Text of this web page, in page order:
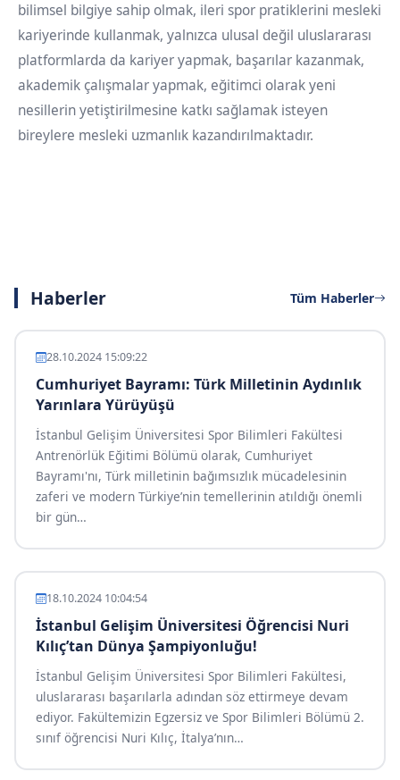
bilimsel bilgiye sahip olmak, ileri spor pratiklerini mesleki
kariyerinde kullanmak, yalnızca ulusal değil uluslararası
platformlarda da kariyer yapmak, başarılar kazanmak,
akademik çalışmalar yapmak, eğitimci olarak yeni
nesillerin yetiştirilmesine katkı sağlamak isteyen
bireylere mesleki uzmanlık kazandırılmaktadır.
Haberler Tüm Haberler
28.10.2024 15:09:22
Cumhuriyet Bayramı: Türk Milletinin Aydınlık
Yarınlara Yürüyüşü
İstanbul Gelişim Üniversitesi Spor Bilimleri Fakültesi
Antrenörlük Eğitimi Bölümü olarak, Cumhuriyet
Bayramı'nı, Türk milletinin bağımsızlık mücadelesinin
zaferi ve modern Türkiye’nin temellerinin atıldığı önemli
bir gün…
18.10.2024 10:04:54
İstanbul Gelişim Üniversitesi Öğrencisi Nuri
Kılıç’tan Dünya Şampiyonluğu!
İstanbul Gelişim Üniversitesi Spor Bilimleri Fakültesi,
uluslararası başarılarla adından söz ettirmeye devam
ediyor. Fakültemizin Egzersiz ve Spor Bilimleri Bölümü 2.
sınıf öğrencisi Nuri Kılıç, İtalya’nın…